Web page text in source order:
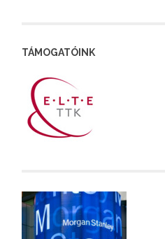
TÁMOGATÓINK